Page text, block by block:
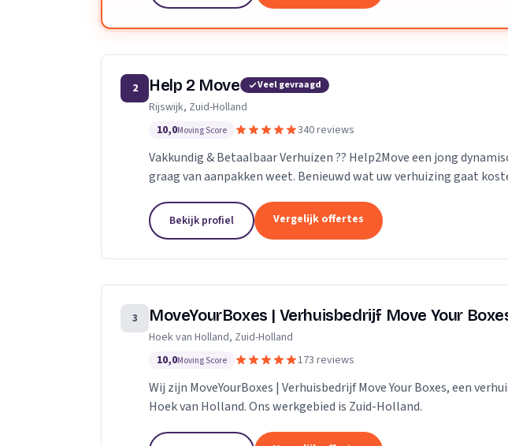
2 Help 2 Move Veel gevraagd
Rijswijk, Zuid-Holland
10,0Moving Score 340 reviews
Vakkundig & Betaalbaar Verhuizen ?? Help2Move een jong
graag van aanpakken weet. Benieuwd wat uw verhuizing gaat
Bekijk profiel Vergelijk offertes
3 MoveYourBoxes | Verhuisbedrijf Move Your
Hoek van Holland, Zuid-Holland
10,0Moving Score 173 reviews
Wij zijn MoveYourBoxes | Verhuisbedrijf Move Your Boxes, een
Hoek van Holland. Ons werkgebied is Zuid-Holland.